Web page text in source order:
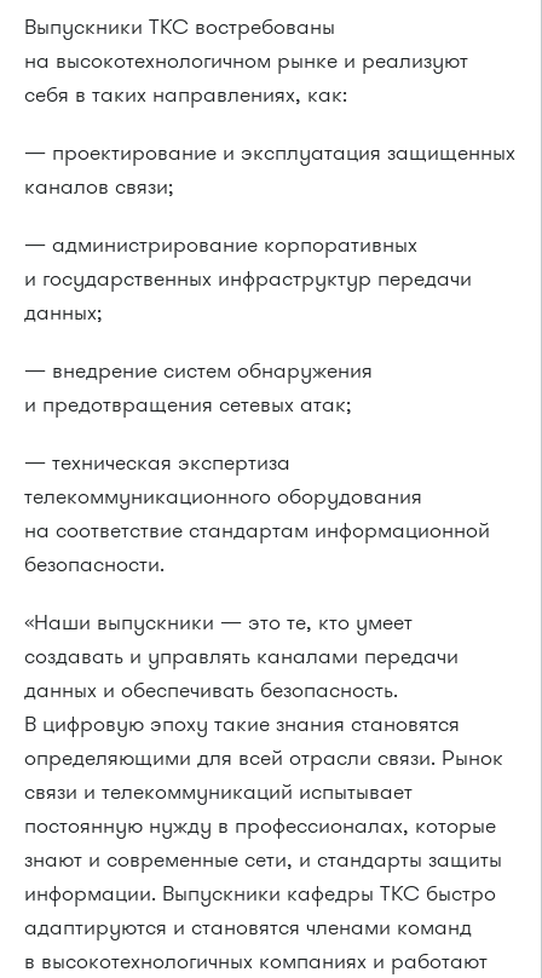
Выпускники ТКС востребованы
на высокотехнологичном рынке и реализуют
себя в таких направлениях, как:
— проектирование и эксплуатация защищенных
каналов связи;
— администрирование корпоративных
и государственных инфраструктур передачи
данных;
— внедрение систем обнаружения
и предотвращения сетевых атак;
— техническая экспертиза
телекоммуникационного оборудования
на соответствие стандартам информационной
безопасности.
«Наши выпускники — это те, кто умеет
создавать и управлять каналами передачи
данных и обеспечивать безопасность.
В цифровую эпоху такие знания становятся
определяющими для всей отрасли связи. Рынок
связи и телекоммуникаций испытывает
постоянную нужду в профессионалах, которые
знают и современные сети, и стандарты защиты
информации. Выпускники кафедры ТКС быстро
адаптируются и становятся членами команд
в высокотехнологичных компаниях и работают